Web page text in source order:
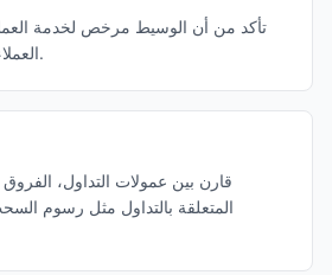
تأكد من أن الوسيط مرخص لخدمة
العملاء محمية بشكل مناسب.
قارن بين عمولات التداول،
المتعلقة بالتداول مثل رسوم